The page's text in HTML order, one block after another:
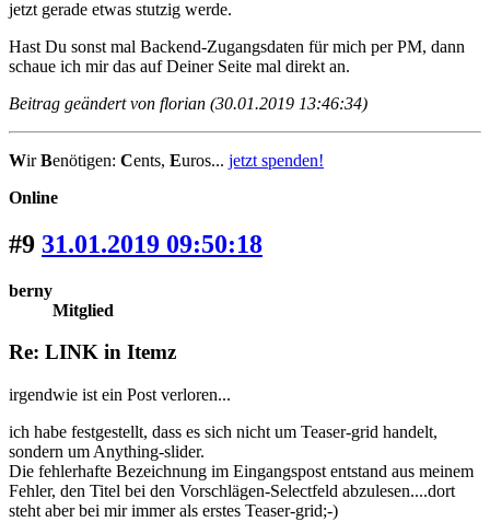
jetzt gerade etwas stutzig werde.
Hast Du sonst mal Backend-Zugangsdaten für mich per PM, dann
schaue ich mir das auf Deiner Seite mal direkt an.
Beitrag geändert von florian (30.01.2019 13:46:34)
WirBenötigen: Cents, Euros... jetzt spenden!
Online
#9 31.01.2019 09:50:18
berny
Mitglied
Re: LINK in Itemz
irgendwie ist ein Post verloren...
ich habe festgestellt, dass es sich nicht um Teaser-grid handelt,
sondern um Anything-slider.
Die fehlerhafte Bezeichnung im Eingangspost entstand aus meinem
Fehler, den Titel bei den Vorschlägen-Selectfeld abzulesen....dort
steht aber bei mir immer als erstes Teaser-grid;-)